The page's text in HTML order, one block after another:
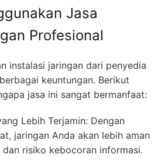
Jasa
Profesional
instalasi jaringan dari penyedia
keuntungan. Berikut
jasa ini sangat bermanfaat:
Lebih Terjamin: Dengan
jaringan Anda akan lebih aman
risiko kebocoran informasi.